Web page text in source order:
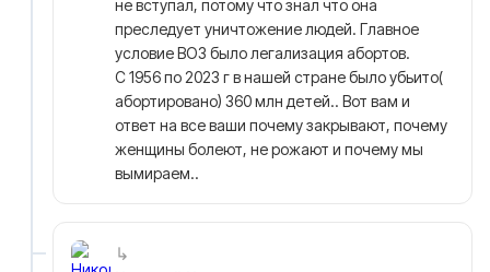
не вступал, потому что знал что она
преследует уничтожение людей. Главное
условие ВОЗ было легализация абортов.
С 1956 по 2023 г в нашей стране было убьито(
абортировано) 360 млн детей.. Вот вам и
ответ на все ваши почему закрывают, почему
женщины болеют, не рожают и почему мы
вымираем..